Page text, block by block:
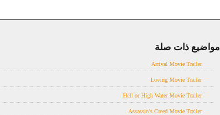
مواضيع ذات صلة
Arrival Movie Trailer
Loving Movie Trailer
Hell or High Water Movie Trailer
Assassin's Creed Movie Trailer